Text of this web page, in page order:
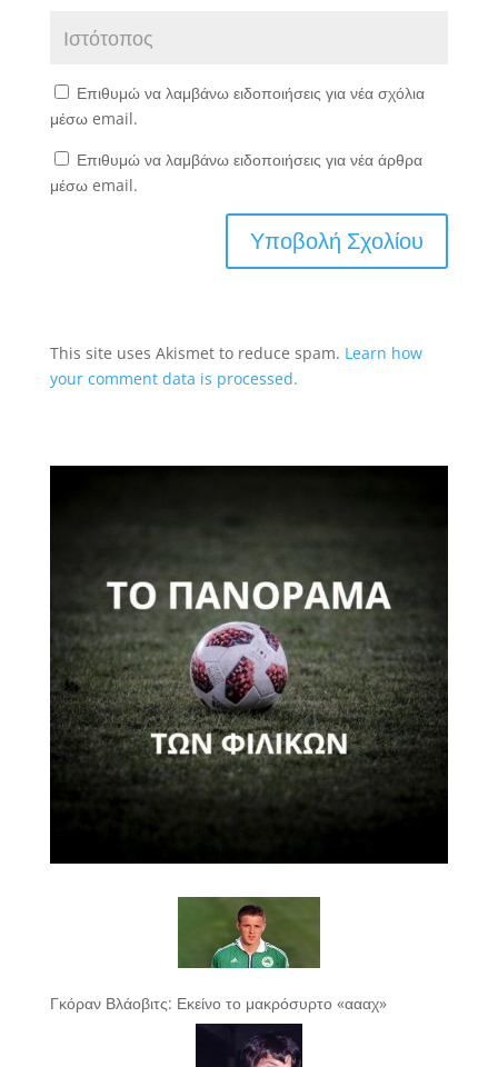
Επιθυμώ να λαμβάνω ειδοποιήσεις για νέα σχόλια
μέσω email.
Επιθυμώ να λαμβάνω ειδοποιήσεις για νέα άρθρα
μέσω email.
This site uses Akismet to reduce spam. Learn how
your comment data is processed.
Γκόραν Βλάοβιτς: Εκείνο το μακρόσυρτο «αααχ»